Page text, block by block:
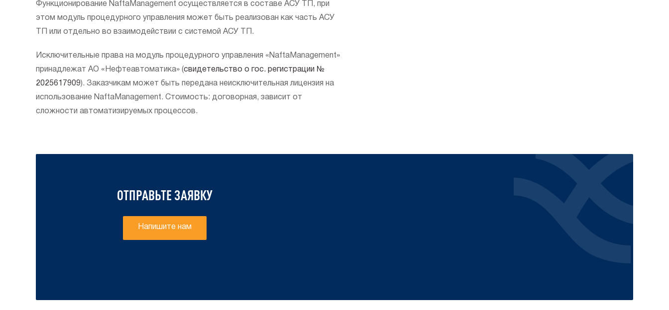
Функционирование NaftaManagement осуществляется в составе АСУ ТП, при
этом модуль процедурного управления может быть реализован как часть АСУ
ТП или отдельно во взаимодействии с системой АСУ ТП.
Исключительные права на модуль процедурного управления «NaftaManagement»
принадлежат АО «Нефтеавтоматика» (свидетельство о гос. регистрации №
2025617909). Заказчикам может быть передана неисключительная лицензия на
использование NaftaManagement. Стоимость: договорная, зависит от
сложности автоматизируемых процессов.
ОТПРАВЬТЕ ЗАЯВКУ
Напишите нам